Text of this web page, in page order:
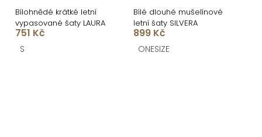
Bílohnědé krátké letní
vypasované šaty LAURA
751 Kč
S
Bílé dlouhé mušelínové
letní šaty SILVERA
899 Kč
ONESIZE